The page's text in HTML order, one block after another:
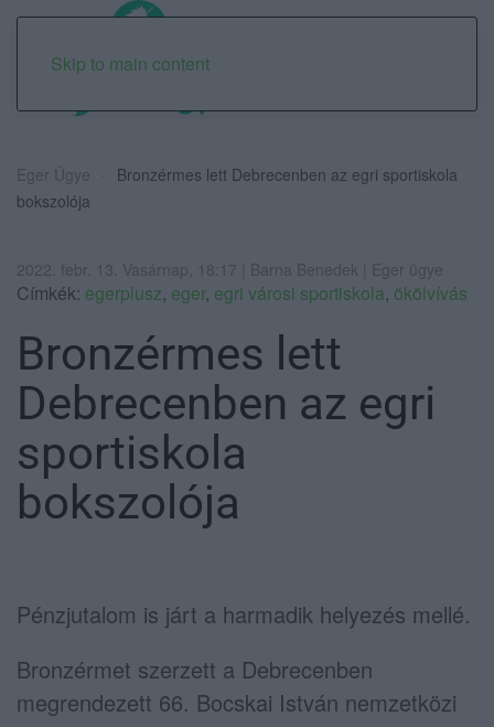
Skip to main content
Eger Ügye
Bronzérmes lett Debrecenben az egri sportiskola
bokszolója
2022. febr. 13. Vasárnap, 18:17 | Barna Benedek | Eger ügye
Címkék: egerplusz, eger, egri városi sportiskola, ökölvívás
Bronzérmes lett
Debrecenben az egri
sportiskola
bokszolója
Pénzjutalom is járt a harmadik helyezés mellé.
Bronzérmet szerzett a Debrecenben
megrendezett 66. Bocskai István nemzetközi